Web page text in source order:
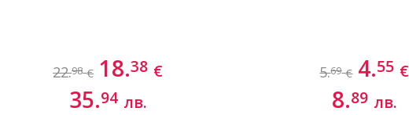
22.98 € 18.38 €
35.94 лв.
5.69 €4.55 €
8.89 лв.